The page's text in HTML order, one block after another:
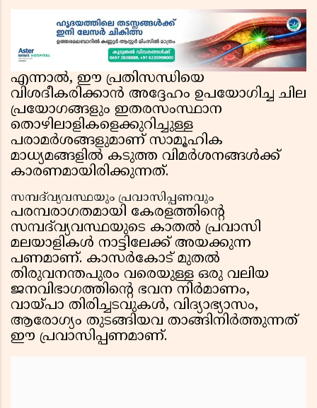
എന്നാൽ, ഈ പ്രതിസന്ധിയെ
വിശദീകരിക്കാൻ അദ്ദേഹം ഉപയോഗിച്ച ചില
പ്രയോഗങ്ങളും ഇതരസംസ്ഥാന
തൊഴിലാളികളെക്കുറിച്ചുള്ള
പരാമർശങ്ങളുമാണ് സാമൂഹിക
മാധ്യമങ്ങളിൽ കടുത്ത വിമർശനങ്ങൾക്ക്
കാരണമായിരിക്കുന്നത്.
സമ്പദ്‌വ്യവസ്ഥയും പ്രവാസിപ്പണവും
പരമ്പരാഗതമായി കേരളത്തിൻ്റെ
സമ്പദ്‌വ്യവസ്ഥയുടെ കാതൽ പ്രവാസി
മലയാളികൾ നാട്ടിലേക്ക് അയക്കുന്ന
പണമാണ്. കാസർകോട് മുതൽ
തിരുവനന്തപുരം വരെയുള്ള ഒരു വലിയ
ജനവിഭാഗത്തിൻ്റെ ഭവന നിർമാണം,
വായ്പാ തിരിച്ചടവുകൾ, വിദ്യാഭ്യാസം,
ആരോഗ്യം തുടങ്ങിയവ താങ്ങിനിർത്തുന്നത്
ഈ പ്രവാസിപ്പണമാണ്.